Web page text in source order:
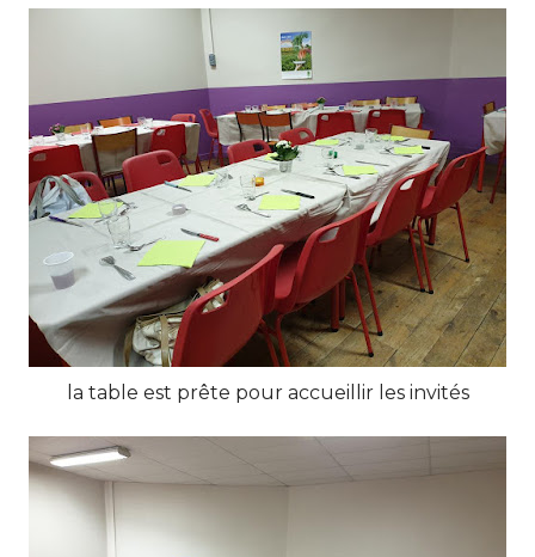
la table est prête pour accueillir les invités